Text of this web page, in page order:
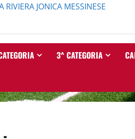
RIVIERA JONICA MESSINESE
3^ CATEGORIA